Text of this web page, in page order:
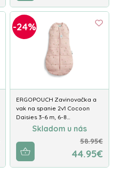
-24%
ERGOPOUCH Zavinovačka a
vak na spanie 2v1 Cocoon
Daisies 3-6 m, 6-8…
Skladom u nás
58.95€
44.95€